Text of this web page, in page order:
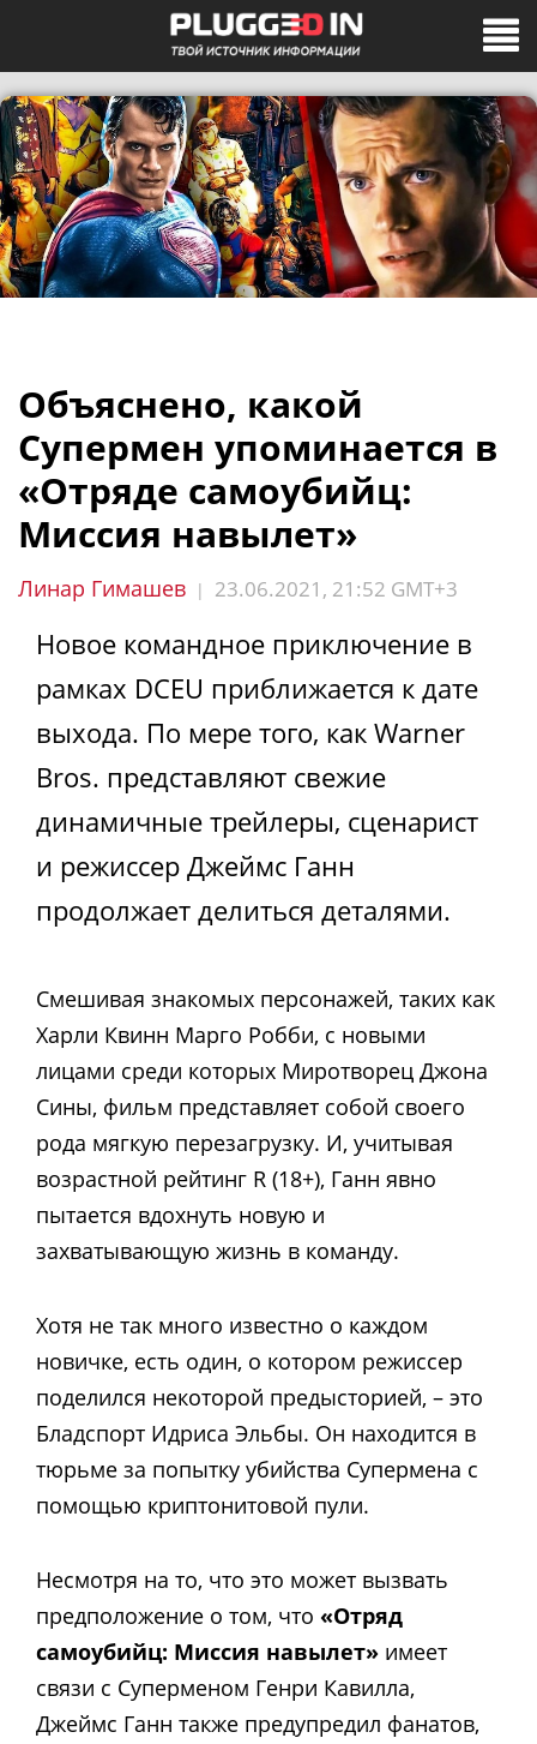
Объяснено, какой
Супермен упоминается в
«Отряде самоубийц:
Миссия навылет»
Линар Гимашев | 23.06.2021, 21:52 GMT+3
Новое командное приключение в
рамках DCEU приближается к дате
выхода. По мере того, как Warner
Bros. представляют свежие
динамичные трейлеры, сценарист
и режиссер Джеймс Ганн
продолжает делиться деталями.
Смешивая знакомых персонажей, таких как
Харли Квинн Марго Робби, с новыми
лицами среди которых Миротворец Джона
Сины, фильм представляет собой своего
рода мягкую перезагрузку. И, учитывая
возрастной рейтинг R (18+), Ганн явно
пытается вдохнуть новую и
захватывающую жизнь в команду.
Хотя не так много известно о каждом
новичке, есть один, о котором режиссер
поделился некоторой предысторией, – это
Бладспорт Идриса Эльбы. Он находится в
тюрьме за попытку убийства Супермена с
помощью криптонитовой пули.
Несмотря на то, что это может вызвать
предположение о том, что «Отряд
самоубийц: Миссия навылет» имеет
связи с Суперменом Генри Кавилла,
Джеймс Ганн также предупредил фанатов,